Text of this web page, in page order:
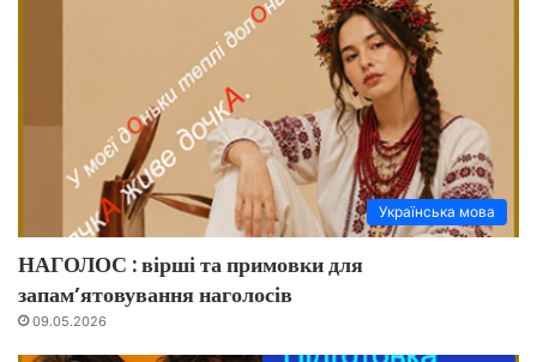
Українська мова
НАГОЛОС : вірші та примовки для
запам’ятовування наголосів
09.05.2026